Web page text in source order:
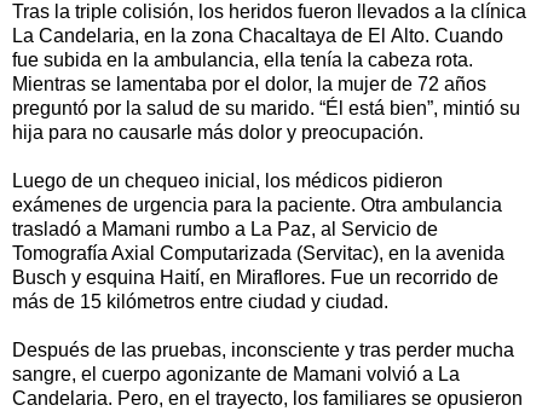
Tras la triple colisión, los heridos fueron llevados a la clínica
La Candelaria, en la zona Chacaltaya de El Alto. Cuando
fue subida en la ambulancia, ella tenía la cabeza rota.
Mientras se lamentaba por el dolor, la mujer de 72 años
preguntó por la salud de su marido. “Él está bien”, mintió su
hija para no causarle más dolor y preocupación.
Luego de un chequeo inicial, los médicos pidieron
exámenes de urgencia para la paciente. Otra ambulancia
trasladó a Mamani rumbo a La Paz, al Servicio de
Tomografía Axial Computarizada (Servitac), en la avenida
Busch y esquina Haití, en Miraflores. Fue un recorrido de
más de 15 kilómetros entre ciudad y ciudad.
Después de las pruebas, inconsciente y tras perder mucha
sangre, el cuerpo agonizante de Mamani volvió a La
Candelaria. Pero, en el trayecto, los familiares se opusieron